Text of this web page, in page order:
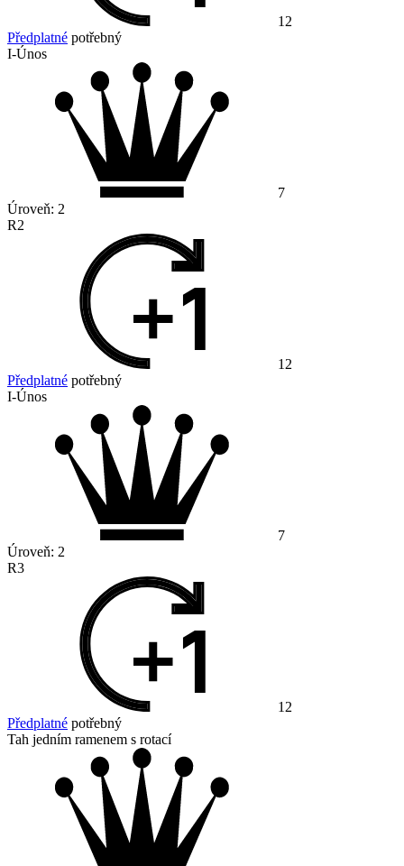
12
Předplatné potřebný
I-Únos
7
Úroveň: 2
R2
12
Předplatné potřebný
I-Únos
7
Úroveň: 2
R3
12
Předplatné potřebný
Tah jedním ramenem s rotací